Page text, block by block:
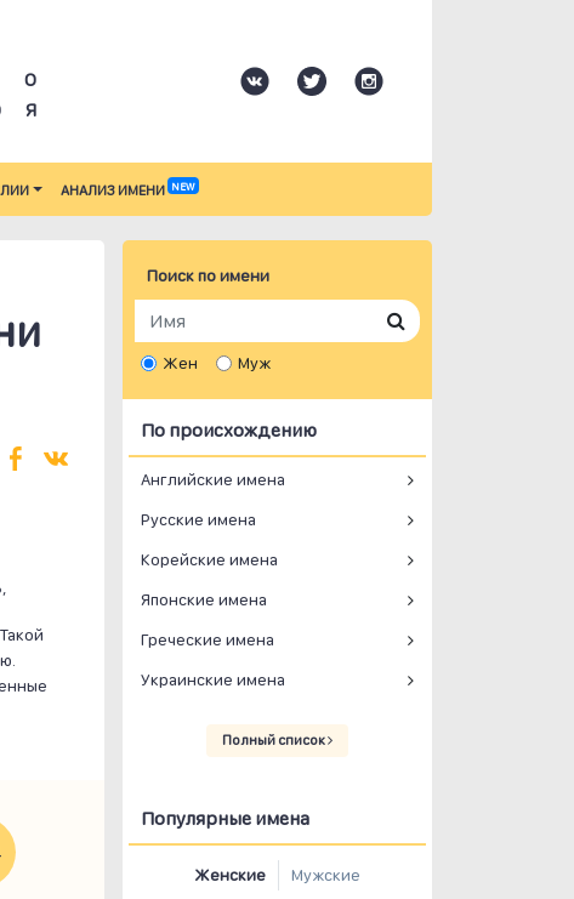
О
Я
АНАЛИЗ ИМЕНИ NEW
Поиск по имени
Жен Муж
По происхождению
Английские имена
Русские имена
Корейские имена
Японские имена
Греческие имена
Украинские имена
Полный список
Популярные имена
Женские Мужские